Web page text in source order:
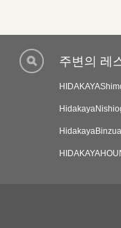
주변의 레